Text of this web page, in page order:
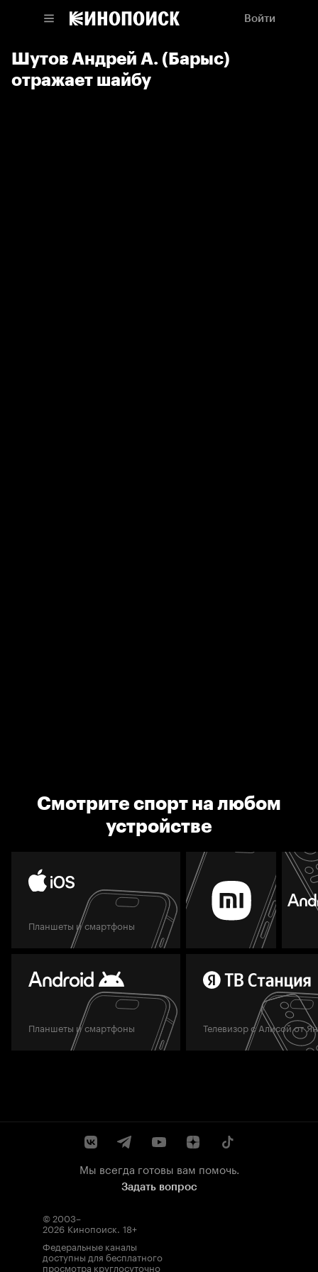
Войти
Шутов Андрей А. (Барыс)
отражает шайбу
Смотрите спорт на любом
устройстве
Планшеты и смартфоны
Планшеты и смартфоны Телевизор с Алисой от
Мы всегда готовы вам помочь.
Задать вопрос
© 2003–
2026 Кинопоиск. 18+
Федеральные каналы
доступны для бесплатного
просмотра круглосуточно